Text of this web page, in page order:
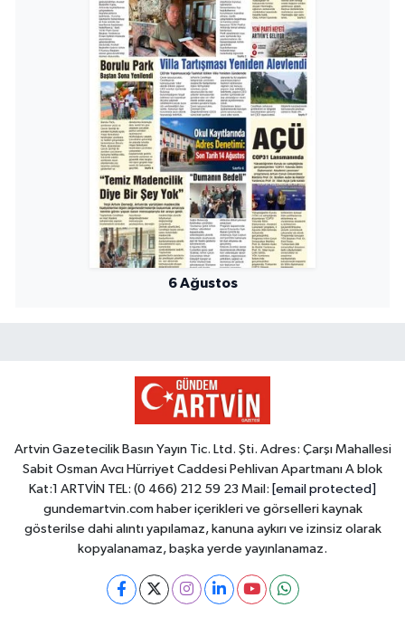
6 Ağustos
Artvin Gazetecilik Basın Yayın Tic. Ltd. Şti. Adres: Çarşı Mahallesi
Sabit Osman Avcı Hürriyet Caddesi Pehlivan Apartmanı A blok
Kat:1 ARTVİN TEL: (0 466) 212 59 23 Mail: [email protected]
gundemartvin.com haber içerikleri ve görselleri kaynak
gösterilse dahi alıntı yapılamaz, kanuna aykırı ve izinsiz olarak
kopyalanamaz, başka yerde yayınlanamaz.